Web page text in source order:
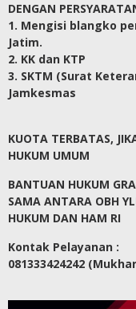
DENGAN
1. Mengisi blangko
Jatim.
2. KK dan KTP
3. SKTM (Surat
Jamkesmas
KUOTA TERBATAS,
HUKUM UMUM
BANTUAN HUKUM
SAMA ANTARA OBH
HUKUM DAN HAM RI
Kontak Pelayanan :
081333424242